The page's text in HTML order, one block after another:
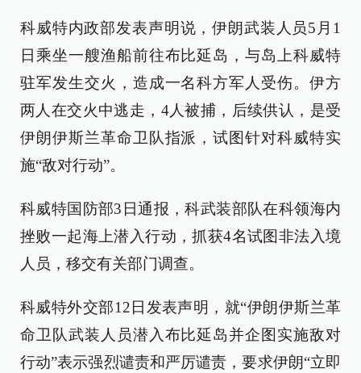
科威特内政部发表声明说，伊朗武装人员5月1
日乘坐一艘渔船前往布比延岛，与岛上科威特
驻军发生交火，造成一名科方军人受伤。伊方
两人在交火中逃走，4人被捕，后续供认，是受
伊朗伊斯兰革命卫队指派，试图针对科威特实
施“敌对行动”。
科威特国防部3日通报，科武装部队在科领海内
挫败一起海上潜入行动，抓获4名试图非法入境
人员，移交有关部门调查。
科威特外交部12日发表声明，就“伊朗伊斯兰革
命卫队武装人员潜入布比延岛并企图实施敌对
行动”表示强烈谴责和严厉谴责，要求伊朗“立即